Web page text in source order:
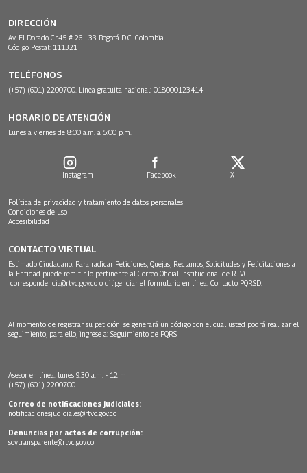
DIRECCIÓN
Av. El Dorado Cr.45 # 26 - 33 Bogotá D.C. Colombia.
Código Postal: 111321
TELÉFONOS
(+57) (601) 2200700. Línea gratuita nacional: 018000123414
HORARIO DE ATENCIÓN
Lunes a viernes de 8:00 a.m. a 5:00 p.m.
Instagram Facebook X
Política de privacidad y tratamiento de datos personales
Condiciones de uso
Accesibilidad
CONTACTO VIRTUAL
Estimado Ciudadano: Para radicar Peticiones, Quejas, Reclamos, Solicitudes y Felicitaciones a
la Entidad puede remitir lo pertinente al Correo Oficial Institucional de RTVC
correspondencia@rtvc.gov.co o diligenciar el formulario en línea: Contacto PQRSD.
Al momento de registrar su petición, se generará un código con el cual usted podrá realizar el
seguimiento, para ello, ingrese a: Seguimiento de PQRS
Asesor en línea: lunes 9:30 a.m. - 12 m
(+57) (601) 2200700
Correo de notificaciones judiciales:
notificacionesjudiciales@rtvc.gov.co
Denuncias por actos de corrupción:
soytransparente@rtvc.gov.co